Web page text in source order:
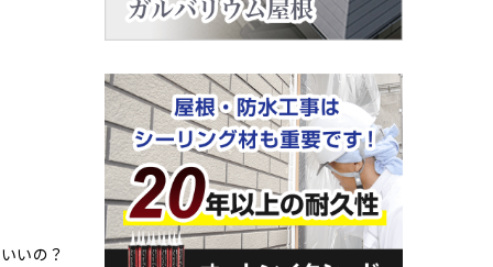
いの？